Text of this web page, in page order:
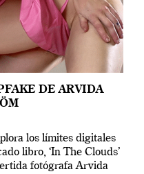
DE ARVIDA
los límites digitales
libro, ‘In The Clouds’
fotógrafa Arvida